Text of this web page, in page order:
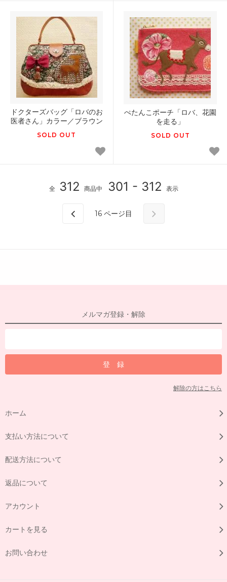
ドクターズバッグ「ロバのお
医者さん」カラー／ブラウン
SOLD OUT
ぺたんこポーチ「ロバ、花園
を走る」
SOLD OUT
全 312 商品中 301 - 312 表示
16 ページ目
メルマガ登録・解除
解除の方はこちら
ホーム
支払い方法について
配送方法について
返品について
アカウント
カートを見る
お問い合わせ